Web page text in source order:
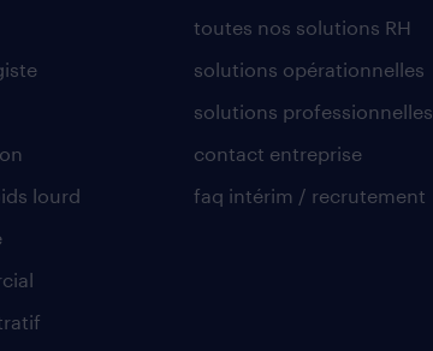
lourd
toutes nos solutions RH
solutions opérationnelles
solutions professionnelles
contact entreprise
faq intérim / recrutement